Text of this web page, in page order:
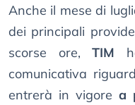
Anche il mese di
dei principali
scorse ore,TIM
comunicativa
entrerà in vigore a